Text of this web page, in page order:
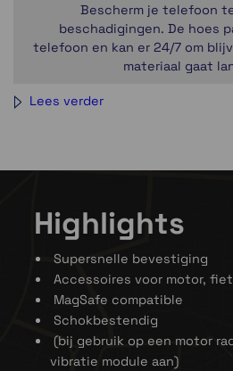
Bescherm je telefoon
beschadigingen. De hoes
telefoon en kan er 24/7 om
materiaal gaat
Veilig vergrendeld in
Met het gepatenteerde Twist-
blijft je telefoon goed op zijn
telefoonhoes op de houder,
met de klok mee en klaar om
Connect heeft een uitgebreid
je telefoon overal kunt
SPC+ hebben ook nog een
Lees verder
Highlights
Supersnelle bevestiging
Accessoires voor motor,
MagSafe compatible
Schokbestendig
(bij gebruik op een motor
vibratie module aan)